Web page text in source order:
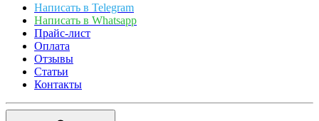
Написать в Telegram
Написать в Whatsapp
Прайс-лист
Оплата
Отзывы
Статьи
Контакты